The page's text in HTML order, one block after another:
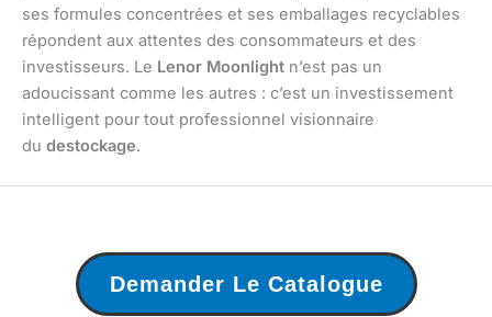
ses formules concentrées et ses emballages recyclables
répondent aux attentes des consommateurs et des
investisseurs. Le Lenor Moonlight n’est pas un
adoucissant comme les autres : c’est un investissement
intelligent pour tout professionnel visionnaire
du destockage.
Demander Le Catalogue